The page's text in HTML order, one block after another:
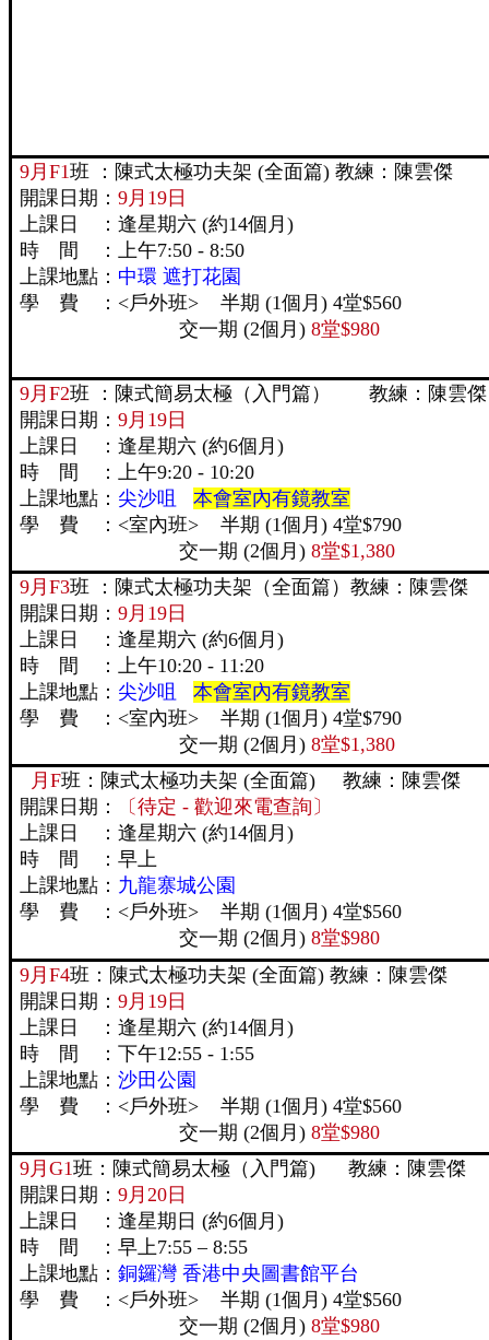
9月F1班 ：陳式太極功夫架 (全面篇) 教練：陳雲傑
開課日期：9月19日
上課日 ：逢星期六 (約14個月)
時 間 ：上午7:50 - 8:50
上課地點： 中環 遮打花園
學 費 ：<戶外班> 半期 (1個月) 4堂$560
交一期 (2個月)8堂$980
9月F2班 ：陳式簡易太極（入門篇） 教練：陳雲傑
開課日期：9月19日
上課日 ：逢星期六 (約6個月)
時 間 ：上午9:20 - 10:20
上課地點： 尖沙咀本會室內有鏡教室
學 費 ：<室內班> 半期 (1個月) 4堂$790
交一期 (2個月)8堂$1,380
9月F3班 ：陳式太極功夫架（全面篇）教練：陳雲傑
開課日期：9月19日
上課日 ：逢星期六 (約6個月)
時 間 ：上午10:20 - 11:20
上課地點： 尖沙咀本會室內有鏡教室
學 費 ：<室內班> 半期 (1個月) 4堂$790
交一期 (2個月)8堂$1,380
月F班：陳式太極功夫架 (全面篇) 教練：陳雲傑
開課日期：
〔待定 - 歡迎來電查詢〕
上課日 ：逢星期六 (約14個月)
時 間 ：早上
上課地點： 九龍寨城公園
學 費 ：<戶外班> 半期 (1個月) 4堂$560
交一期 (2個月)8堂$980
9月F4班：陳式太極功夫架 (全面篇) 教練：陳雲傑
開課日期：9月19日
上課日 ：逢星期六 (約14個月)
時 間 ：下午12:55 - 1:55
上課地點：沙田公園
學 費 ：<戶外班> 半期 (1個月) 4堂$560
交一期 (2個月)8堂$980
9月G1班：陳式簡易太極（入門篇) 教練：陳雲傑
開課日期：9月20日
上課日 ：逢星期日 (約6個月)
時 間 ：早上7:55 – 8:55
上課地點：銅鑼灣 香港中央圖書館平台
學 費 ：<戶外班> 半期 (1個月) 4堂$560
交一期 (2個月)8堂$980